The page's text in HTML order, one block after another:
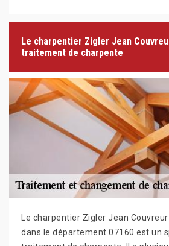
Le charpentier Zigler Jean
traitement de charpente
Le charpentier Zigler Jean
dans le département 07160 est un